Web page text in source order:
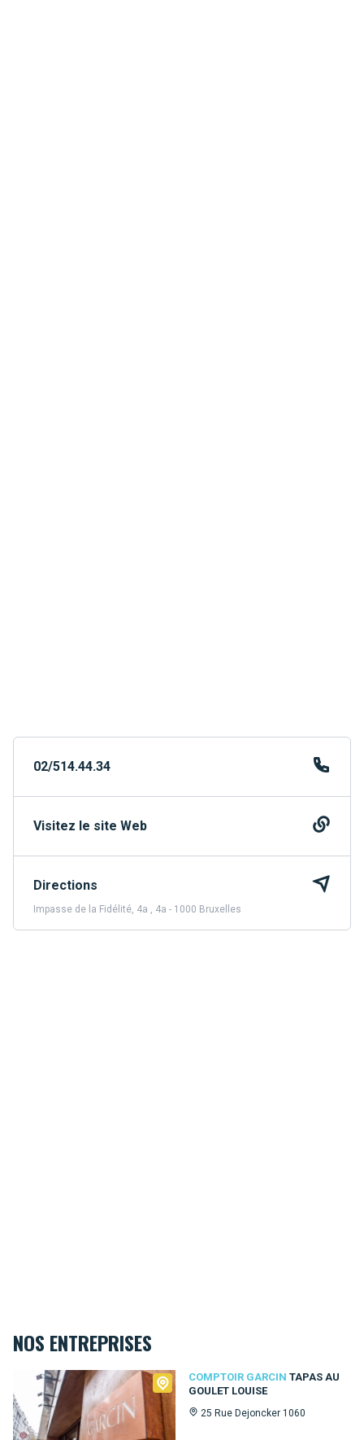
02/514.44.34
Visitez le site Web
Directions
Impasse de la Fidélité, 4a , 4a - 1000 Bruxelles
NOS ENTREPRISES
COMPTOIR GARCIN TAPAS AU
GOULET LOUISE
25 Rue Dejoncker 1060
Comptoir Garcin